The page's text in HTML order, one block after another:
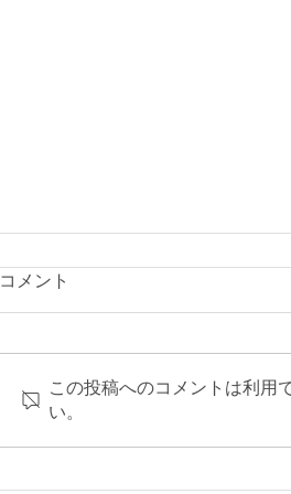
1月 給食献立
コメント
この投稿へのコメントは利用
い。